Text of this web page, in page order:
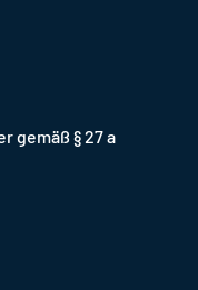
gemäß § 27 a